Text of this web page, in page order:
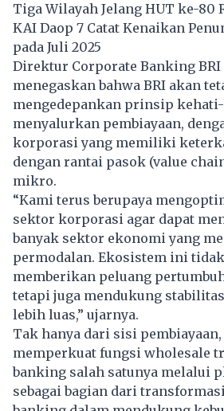
Tiga Wilayah Jelang HUT ke-80
KAI Daop 7 Catat Kenaikan
pada Juli 2025
Direktur Corporate Banking
menegaskan bahwa BRI akan
mengedepankan prinsip
menyalurkan pembiayaan,
korporasi yang memiliki
dengan rantai pasok (value
mikro.
“Kami terus berupaya
sektor korporasi agar dapat
banyak sektor ekonomi yang
permodalan. Ekosistem ini
memberikan peluang
tetapi juga mendukung
lebih luas,” ujarnya.
Tak hanya dari sisi pembiayaan,
memperkuat fungsi wholesale
banking salah satunya melalui
sebagai bagian dari